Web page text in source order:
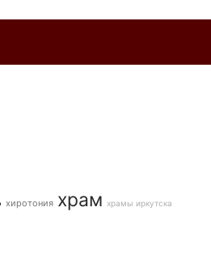
хиротония храм храмы иркутска